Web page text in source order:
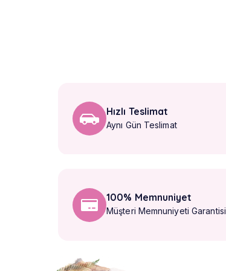
Hızlı Teslimat
Aynı Gün Teslimat
100% Memnuniyet
Müşteri Memnuniyeti Garantisi